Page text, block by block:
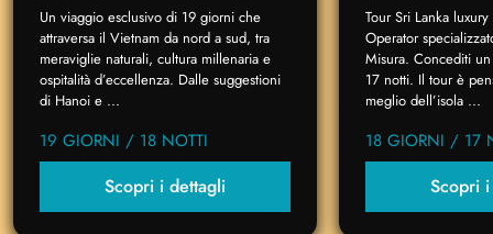
Un viaggio esclusivo di 19 giorni che
attraversa il Vietnam da nord a sud, tra
meraviglie naturali, cultura millenaria e
ospitalità d’eccellenza. Dalle suggestioni
di Hanoi e ...
19 GIORNI / 18 NOTTI
Scopri i dettagli
Tour Sri Lanka
Operator
Misura. Concediti
17 notti. Il tour è
meglio dell’isola ...
18 GIORNI / 17
Scopri